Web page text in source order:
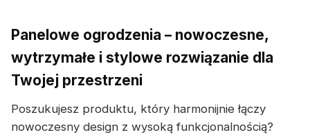
Panelowe ogrodzenia – nowoczesne,
wytrzymałe i stylowe rozwiązanie dla
Twojej przestrzeni
Poszukujesz produktu, który harmonijnie łączy
nowoczesny design z wysoką funkcjonalnością?